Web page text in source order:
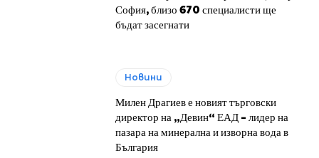
София, близо 670 специалисти ще
бъдат засегнати
Новини
Милен Драгиев е новият търговски
директор на „Девин“ ЕАД – лидер на
пазара на минерална и изворна вода в
България